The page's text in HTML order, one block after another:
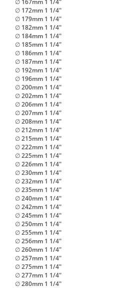
∅ 167mm 1 1/4"
∅ 172mm 1 1/4"
∅ 179mm 1 1/4"
∅ 182mm 1 1/4"
∅ 184mm 1 1/4"
∅ 185mm 1 1/4"
∅ 186mm 1 1/4"
∅ 187mm 1 1/4"
∅ 192mm 1 1/4"
∅ 196mm 1 1/4"
∅ 200mm 1 1/4"
∅ 202mm 1 1/4"
∅ 206mm 1 1/4"
∅ 207mm 1 1/4"
∅ 208mm 1 1/4"
∅ 212mm 1 1/4"
∅ 215mm 1 1/4"
∅ 222mm 1 1/4"
∅ 225mm 1 1/4"
∅ 226mm 1 1/4"
∅ 230mm 1 1/4"
∅ 232mm 1 1/4"
∅ 235mm 1 1/4"
∅ 240mm 1 1/4"
∅ 242mm 1 1/4"
∅ 245mm 1 1/4"
∅ 250mm 1 1/4"
∅ 255mm 1 1/4"
∅ 256mm 1 1/4"
∅ 260mm 1 1/4"
∅ 257mm 1 1/4"
∅ 275mm 1 1/4"
∅ 277mm 1 1/4"
∅ 280mm 1 1/4"